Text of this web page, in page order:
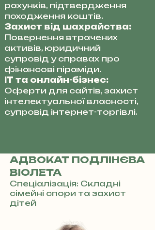
рахунків, підтвердження
походження коштів.
Захист від шахрайства:
Повернення втрачених
активів, юридичний
супровід у справах про
фінансові піраміди.
IT та онлайн-бізнес:
Оферти для сайтів, захист
інтелектуальної власності,
супровід інтернет-торгівлі.
АДВОКАТ ПОДЛІНЄВА
ВІОЛЕТА
Спеціалізація: Складні
сімейні спори та захист
дітей